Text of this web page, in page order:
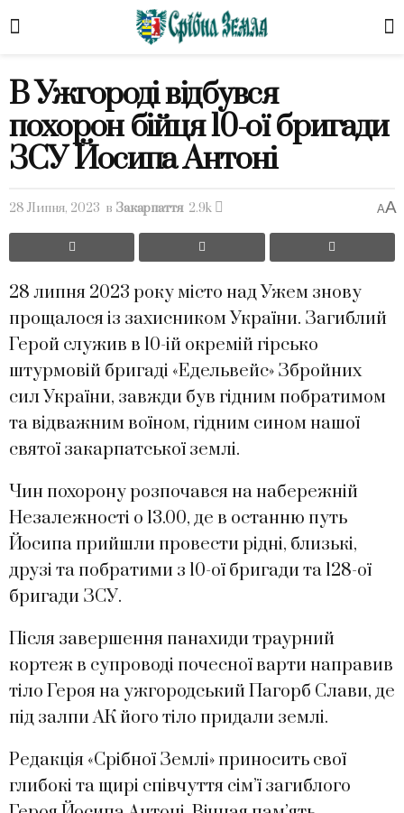
В Ужгороді відбувся
похорон бійця 10-ої бригади
ЗСУ Йосипа Антоні
28 Липня, 2023 в Закарпаття 2.9k AA
28 липня 2023 року місто над Ужем знову
прощалося із захисником України. Загиблий
Герой служив в 10-ій окремій гірсько
штурмовій бригаді «Едельвейс» Збройних
сил України, завжди був гідним побратимом
та відважним воїном, гідним сином нашої
святої закарпатської землі.
Чин похорону розпочався на набережній
Незалежності о 13.00, де в останню путь
Йосипа прийшли провести рідні, близькі,
друзі та побратими з 10-ої бригади та 128-ої
бригади ЗСУ.
Після завершення панахиди траурний
кортеж в супроводі почесної варти направив
тіло Героя на ужгородський Пагорб Слави, де
під залпи АК його тіло придали землі.
Редакція «Срібної Землі» приносить свої
глибокі та щирі співчуття сім’ї загиблого